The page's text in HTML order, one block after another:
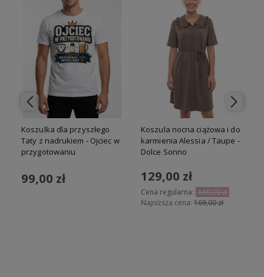
Ojciec w
Koszula nocna ciążowa i do
karmienia Alessia / Taupe -
Dolce Sonno
129,00 zł
169,00 zł
169,00 zł
Dziewczęce legginsy
niemowlęce Róże Fluid -
Dolce Sonno
17,50 zł
Cena regularna:
Najniższa cena: